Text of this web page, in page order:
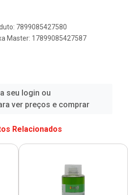
7899085427580
Master: 17899085427587
seu login ou
ver preços e comprar
Relacionados